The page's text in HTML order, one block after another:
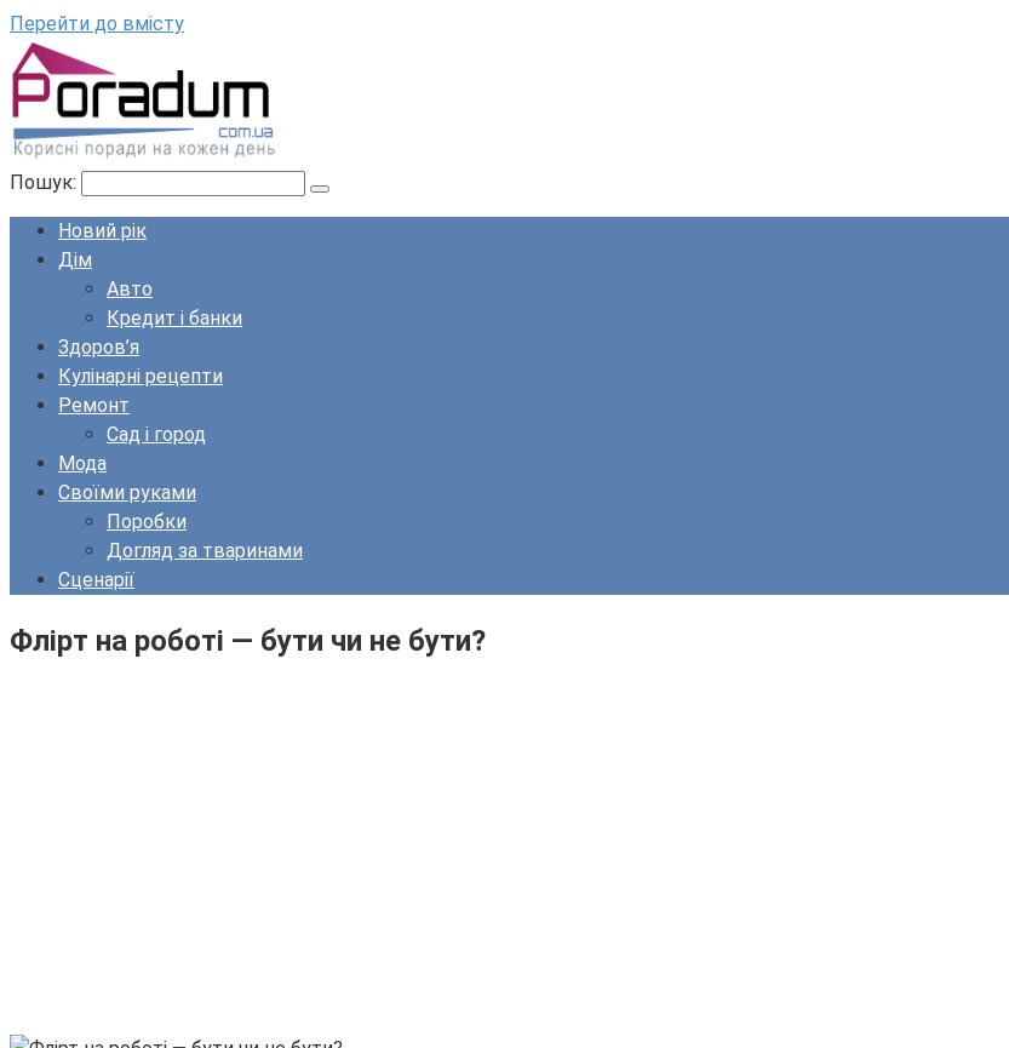
Перейти до вмісту
Пошук:
Новий рік
Дім
Авто
Кредит і банки
Здоров’я
Кулінарні рецепти
Ремонт
Сад і город
Мода
Своїми руками
Поробки
Догляд за тваринами
Сценарії
Флірт на роботі — бути чи не бути?